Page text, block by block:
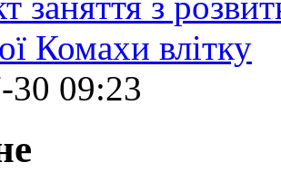
Комахи влітку
30 09:23